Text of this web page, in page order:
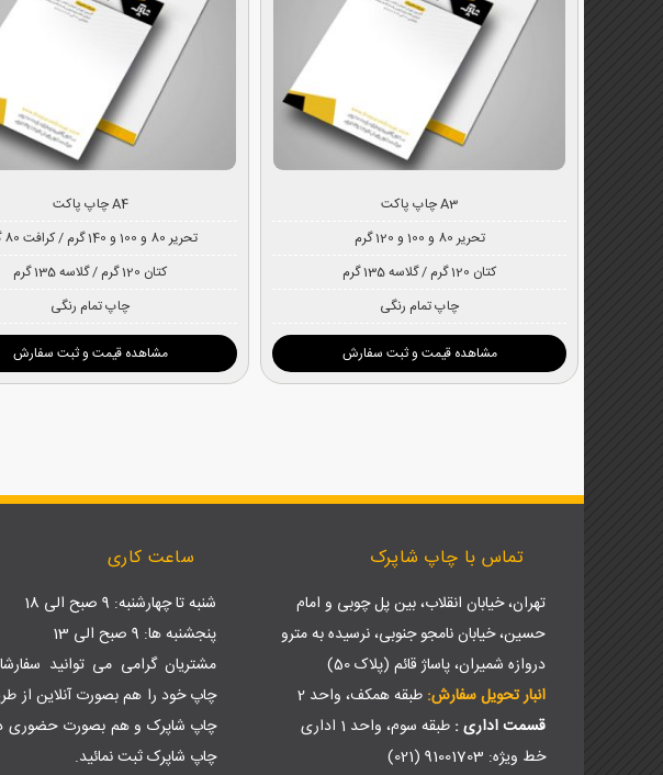
چاپ پاکت A4
تحریر 80 و 100 و 140 گرم / کرافت 80 گرم
کتان 120 گرم / گلاسه 135 گرم
چاپ تمام رنگی
مشاهده قیمت و ثبت سفارش
چاپ پاکت A3
تحریر 80 و 100 و 120 گرم
کتان 120 گرم / گلاسه 135 گرم
چاپ تمام رنگی
مشاهده قیمت و ثبت سفارش
تماس با چاپ شاپرک
تهران، خیابان انقلاب، بین پل چوبی و امام
حسین، خیابان نامجو جنوبی، نرسیده به مترو
دروازه شمیران، پاساژ قائم (پلاک 50)
انبار تحویل سفارش: طبقه همکف، واحد 2
قسمت اداری : طبقه سوم، واحد 1 اداری
خط ویژه: 91001703 (021)
ساعت کاری
شنبه تا چهارشنبه: 9 صبح الی 18
پنجشنبه ها: 9 صبح الی 13
مشتریان گرامی می توانید
چاپ خود را هم بصورت آنلاین از
چاپ شاپرک و هم بصورت حضوری
چاپ شاپرک ثبت نمائید.